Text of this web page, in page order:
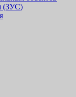
(ЗУС)